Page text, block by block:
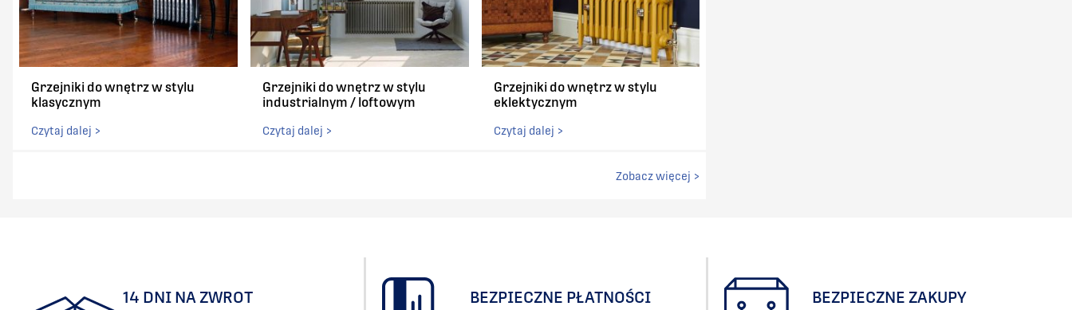
Grzejniki do wnętrz w stylu
klasycznym
Czytaj dalej >
Grzejniki do wnętrz w stylu
industrialnym / loftowym
Czytaj dalej >
Grzejniki do wnętrz w stylu
eklektycznym
Czytaj dalej >
Zobacz więcej >
14 DNI NA ZWROT BEZPIECZNE PŁATNOŚCI BEZPIECZNE ZAKUPY